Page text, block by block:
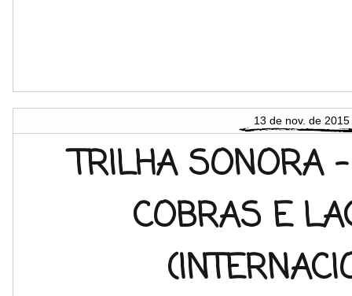
13 de nov. de 2015
TRILHA SONORA
COBRAS E